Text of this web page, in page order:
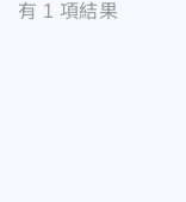
有 1 項結果